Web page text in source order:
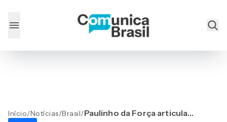
Início/Notícias/Brasil/Paulinho da Força articula